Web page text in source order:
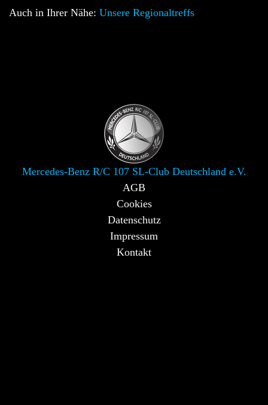
Auch in Ihrer Nähe: Unsere Regionaltreffs
Mercedes-Benz R/C 107 SL-Club Deutschland e.V.
AGB
Cookies
Datenschutz
Impressum
Kontakt